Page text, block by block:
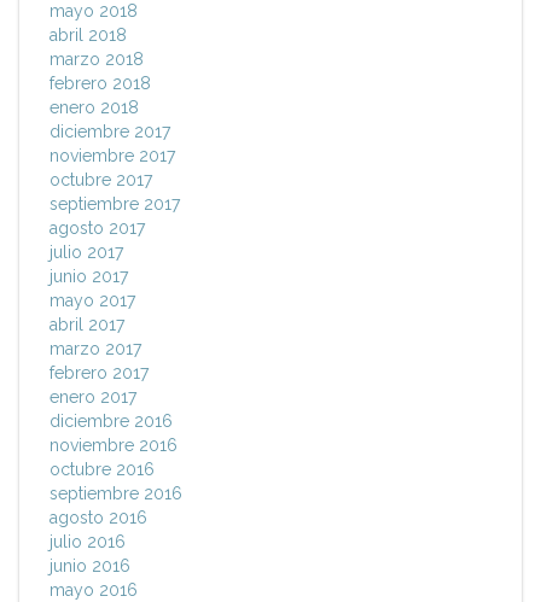
mayo 2018
abril 2018
marzo 2018
febrero 2018
enero 2018
diciembre 2017
noviembre 2017
octubre 2017
septiembre 2017
agosto 2017
julio 2017
junio 2017
mayo 2017
abril 2017
marzo 2017
febrero 2017
enero 2017
diciembre 2016
noviembre 2016
octubre 2016
septiembre 2016
agosto 2016
julio 2016
junio 2016
mayo 2016